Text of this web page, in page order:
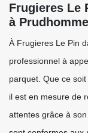
Frugieres Le
à
À Frugieres Le Pin
professionnel à
parquet. Que ce
il est en mesure de
attentes grâce à